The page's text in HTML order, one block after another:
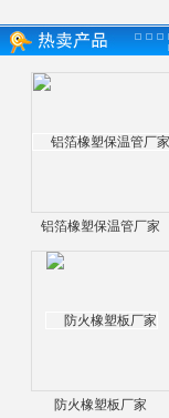
铝箔橡塑保温管厂家
防火橡塑板厂家